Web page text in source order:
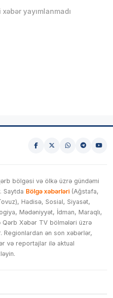
yayımlanmadı
bölgəsi və ölkə üzrə gündəmi
Saytda Bölgə xəbərləri (Ağstafa,
Hadisə, Sosial, Siyasət,
Mədəniyyət, İdman, Maraqlı,
Xəbər TV bölmələri üzrə
Regionlardan ən son xəbərlər,
və reportajlar ilə aktual